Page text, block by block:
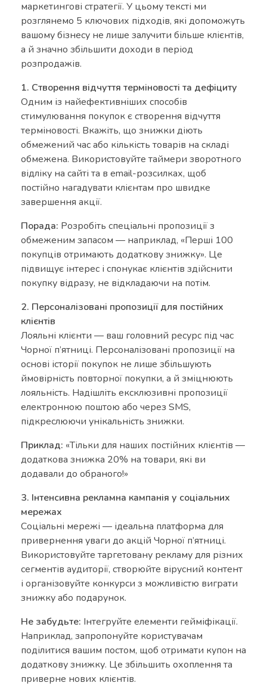
маркетингові стратегії. У цьому тексті ми
розглянемо 5 ключових підходів, які допоможуть
вашому бізнесу не лише залучити більше клієнтів,
а й значно збільшити доходи в період
розпродажів.
1. Створення відчуття терміновості та дефіциту
Одним із найефективніших способів
стимулювання покупок є створення відчуття
терміновості. Вкажіть, що знижки діють
обмежений час або кількість товарів на складі
обмежена. Використовуйте таймери зворотного
відліку на сайті та в email-розсилках, щоб
постійно нагадувати клієнтам про швидке
завершення акції.
Порада: Розробіть спеціальні пропозиції з
обмеженим запасом — наприклад, «Перші 100
покупців отримають додаткову знижку». Це
підвищує інтерес і спонукає клієнтів здійснити
покупку відразу, не відкладаючи на потім.
2. Персоналізовані пропозиції для постійних
клієнтів
Лояльні клієнти — ваш головний ресурс під час
Чорної п’ятниці. Персоналізовані пропозиції на
основі історії покупок не лише збільшують
ймовірність повторної покупки, а й зміцнюють
лояльність. Надішліть ексклюзивні пропозиції
електронною поштою або через SMS,
підкреслюючи унікальність знижки.
Приклад: «Тільки для наших постійних клієнтів —
додаткова знижка 20% на товари, які ви
додавали до обраного!»
3. Інтенсивна рекламна кампанія у соціальних
мережах
Соціальні мережі — ідеальна платформа для
привернення уваги до акцій Чорної п’ятниці.
Використовуйте таргетовану рекламу для різних
сегментів аудиторії, створюйте вірусний контент
і організовуйте конкурси з можливістю виграти
знижку або подарунок.
Не забудьте: Інтегруйте елементи гейміфікації.
Наприклад, запропонуйте користувачам
поділитися вашим постом, щоб отримати купон на
додаткову знижку. Це збільшить охоплення та
приверне нових клієнтів.